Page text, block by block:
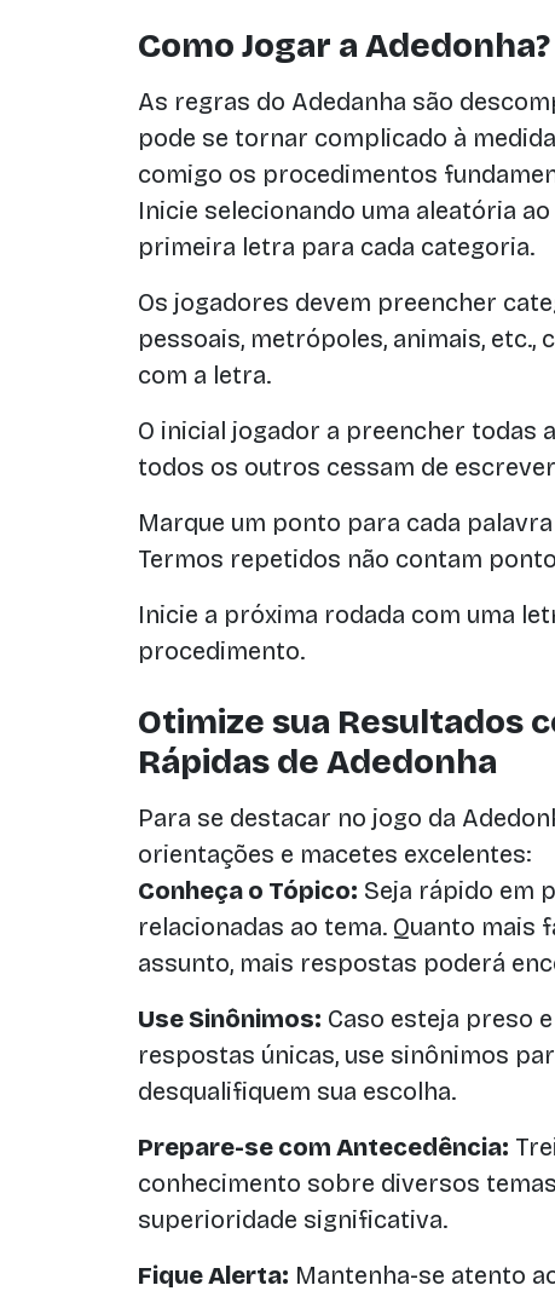
Como Jogar a Adedonha?
As regras do Adedanha são
pode se tornar complicado à
comigo os procedimentos
Inicie selecionando uma aleatória
primeira letra para cada categoria.
Os jogadores devem preencher
pessoais, metrópoles, animais, etc.,
com a letra.
O inicial jogador a preencher todas
todos os outros cessam de
Marque um ponto para cada
Termos repetidos não contam
Inicie a próxima rodada com uma
procedimento.
Otimize sua Resultados
Rápidas de Adedonha
Para se destacar no jogo da
orientações e macetes excelentes:
Conheça o Tópico: Seja rápido em
relacionadas ao tema. Quanto mais
assunto, mais respostas poderá
Use Sinônimos: Caso esteja preso
respostas únicas, use sinônimos
desqualifiquem sua escolha.
Prepare-se com Antecedência:
conhecimento sobre diversos
superioridade significativa.
Fique Alerta: Mantenha-se atento